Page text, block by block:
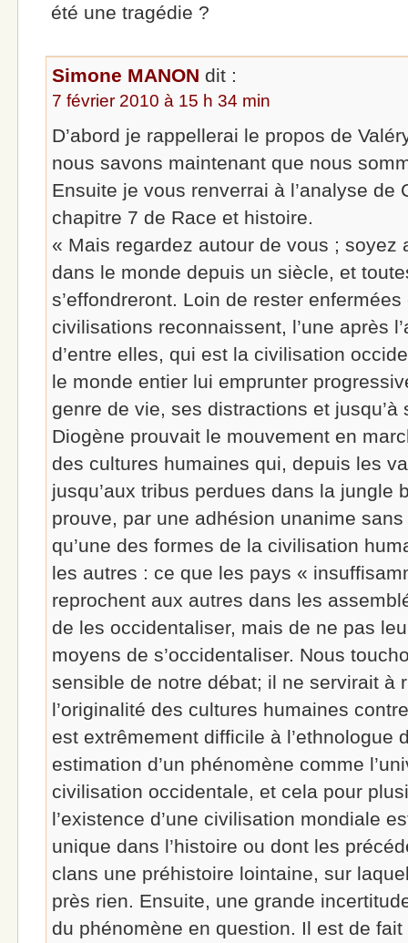
été une tragédie ?
Simone MANON dit :
7 février 2010 à 15 h 34 min
D’abord je rappellerai le propos de
nous savons maintenant que nous
Ensuite je vous renverrai à l’analyse de
chapitre 7 de Race et histoire.
« Mais regardez autour de vous ; soyez
dans le monde depuis un siècle, et
s’effondreront. Loin de rester
civilisations reconnaissent, l’une après
d’entre elles, qui est la civilisation
le monde entier lui emprunter
genre de vie, ses distractions et
Diogène prouvait le mouvement en
des cultures humaines qui, depuis les
jusqu’aux tribus perdues dans la jungle
prouve, par une adhésion unanime
qu’une des formes de la civilisation
les autres : ce que les pays «
reprochent aux autres dans les
de les occidentaliser, mais de ne pas
moyens de s’occidentaliser. Nous
sensible de notre débat; il ne servirait à
l’originalité des cultures humaines
est extrêmement difficile à l’ethnologue
estimation d’un phénomène comme
civilisation occidentale, et cela pour
l’existence d’une civilisation mondiale
unique dans l’histoire ou dont les
clans une préhistoire lointaine, sur
près rien. Ensuite, une grande
du phénomène en question. Il est de